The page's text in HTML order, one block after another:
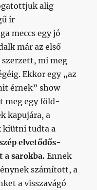
alig
ír
meccs egy jó
már az első
szerzett, mi meg
Ekkor egy „az
érnek” show
meg egy föld-
kapujára, a
kiütni tudta a
elvetődős-
a sarokba. Ennek
számított, a
a visszavágó